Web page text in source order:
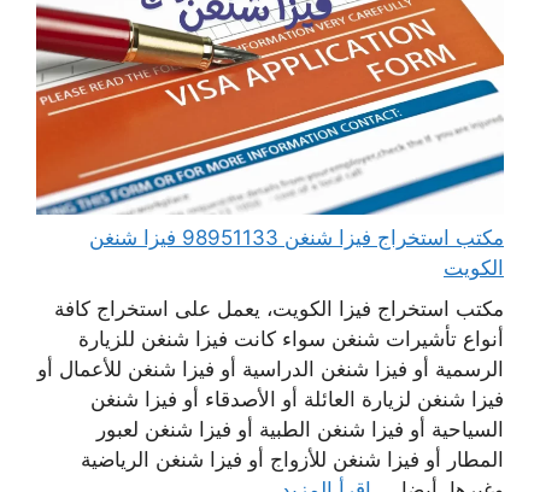
مكتب استخراج فيزا شنغن 98951133 فيزا شنغن
الكويت
مكتب استخراج فيزا الكويت، يعمل على استخراج كافة
أنواع تأشيرات شنغن سواء كانت فيزا شنغن للزيارة
الرسمية أو فيزا شنغن الدراسية أو فيزا شنغن للأعمال أو
فيزا شنغن لزيارة العائلة أو الأصدقاء أو فيزا شنغن
السياحية أو فيزا شنغن الطبية أو فيزا شنغن لعبور
المطار أو فيزا شنغن للأزواج أو فيزا شنغن الرياضية